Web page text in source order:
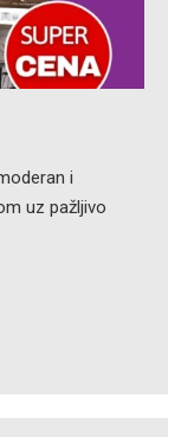
i
uz pažljivo